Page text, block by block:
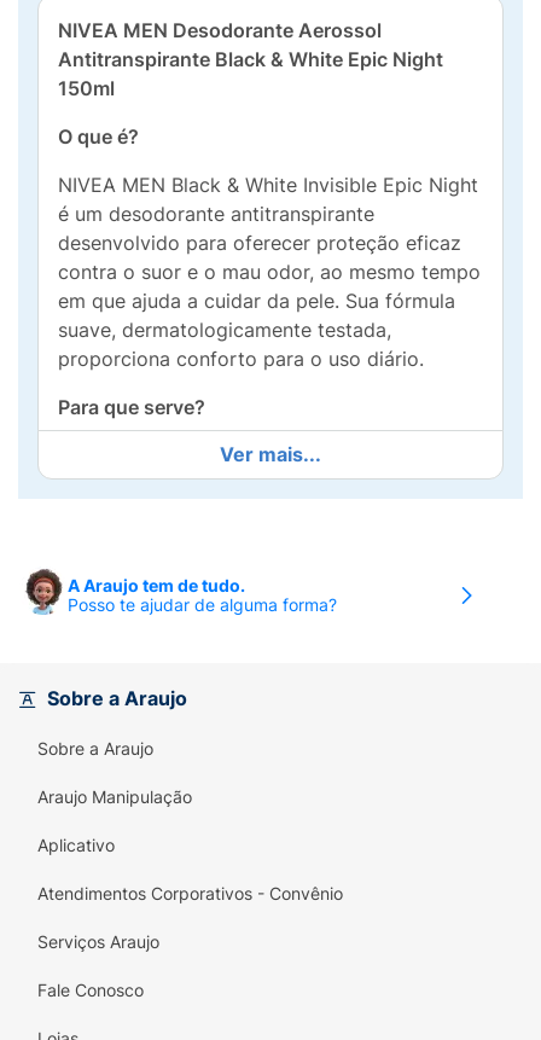
NIVEA MEN Desodorante Aerossol
Antitranspirante Black & White Epic Night
150ml
O que é?
NIVEA MEN Black & White Invisible Epic Night
é um desodorante antitranspirante
desenvolvido para oferecer proteção eficaz
contra o suor e o mau odor, ao mesmo tempo
em que ajuda a cuidar da pele. Sua fórmula
suave, dermatologicamente testada,
proporciona conforto para o uso diário.
Para que serve?
Indicado para proteger as axilas por até 72
horas, ajudando a manter a pele seca e
depilação e ajuda a evitar manchas brancas
nas roupas pretas e manchas amarelas nas
épicas.
Benefícios Diferenciais:
- Proteção antitranspirante por 72h
- Tecnologia Dual Shield
- Evita manchas brancas e amarelas nas
- Fórmula suave e cuidadora
comprovada
Ver mais...
A Araujo tem de tudo.
Posso te ajudar de alguma forma?
Sobre a Araujo
Sobre a Araujo
Araujo Manipulação
Aplicativo
Atendimentos Corporativos - Convênio
Serviços Araujo
Fale Conosco